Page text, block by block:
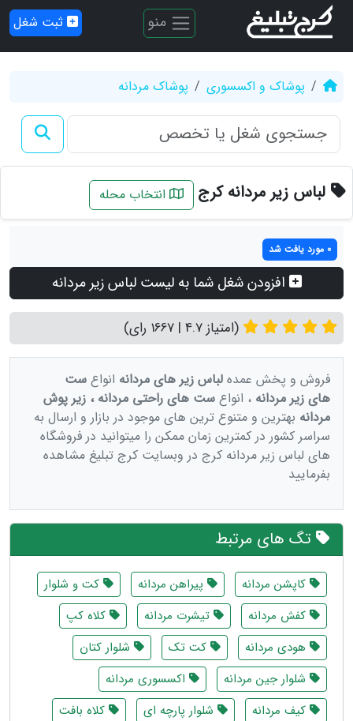
منو ثبت شغل
پوشاک و اکسسوری پوشاک مردانه
لباس زیر مردانه کرج انتخاب محله
0 مورد یافت شد
افزودن شغل شما به لیست لباس زیر مردانه
(امتیاز 4.7 | 1667 رای)
فروش و پخش عمده لباس زیر های مردانه انواع ست
های زیر مردانه ، انواع ست های راحتی مردانه ، زیر پوش
مردانه بهترین و متنوع ترین های موجود در بازار و ارسال به
سراسر کشور در کمترین زمان ممکن را میتوانید در فروشگاه
های لباس زیر مردانه کرج در وبسایت کرج تبلیغ مشاهده
بفرمایید
تگ های مرتبط
کاپشن مردانه پیراهن مردانه
کت و شلوار
کفش مردانه
تیشرت مردانه
کلاه کپ
هودی مردانه
کت تک
شلوار کتان
شلوار جین مردانه
اکسسوری مردانه
کیف مردانه
شلوار پارچه ای
کلاه بافت